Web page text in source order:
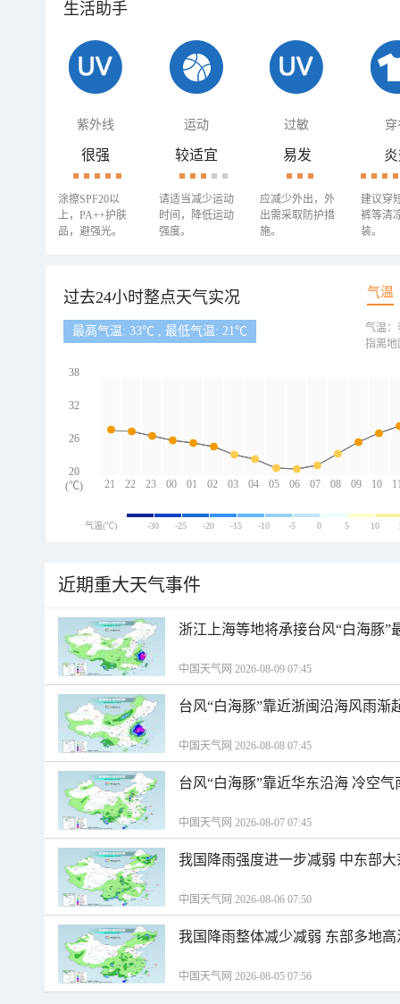
生活助手
紫外线 运动 过敏 穿
很强
涂擦SPF20以
上，PA++护肤
品，避强光。
较适宜
请适当减少运动
时间，降低运动
强度。
易发
应减少外出，外
出需采取防护措
施。
建议穿
裤等清
装。
过去24小时整点天气实况 气温
最高气温: 33℃ , 最低气温: 21℃
21 22 23 00 01 02 03 04 05 06 07 08 09 10
38
32
26
20
(℃)
气温：
指离地
气温(℃) -30 -25 -20 -15 -10 -5 0 5 10
近期重大天气事件
浙江上海等地将承接台风“白海豚”
中国天气网 2026-08-09 07:45
台风“白海豚”靠近浙闽沿海风雨渐
中国天气网 2026-08-08 07:45
台风“白海豚”靠近华东沿海 冷空
中国天气网 2026-08-07 07:45
我国降雨强度进一步减弱 中东部
中国天气网 2026-08-06 07:50
我国降雨整体减少减弱 东部多地
中国天气网 2026-08-05 07:56